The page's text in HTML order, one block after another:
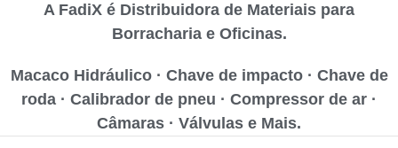
A FadiX é Distribuidora de Materiais para
Borracharia e Oficinas.
Macaco Hidráulico · Chave de impacto · Chave de
roda · Calibrador de pneu · Compressor de ar ·
Câmaras · Válvulas e Mais.